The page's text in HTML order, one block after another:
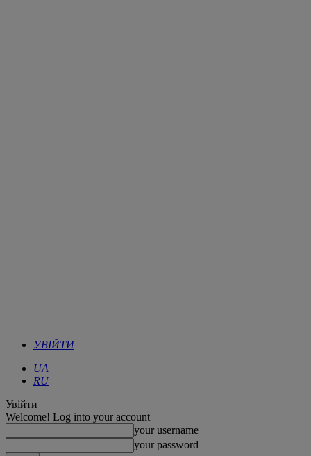
УВІЙТИ
UA
RU
Увійти
Welcome! Log into your account
your username
your password